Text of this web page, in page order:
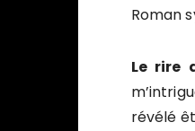
Roman
Le rire
révélé